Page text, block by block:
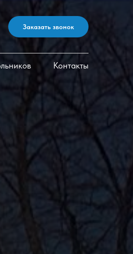
Заказать звонок
Контакты